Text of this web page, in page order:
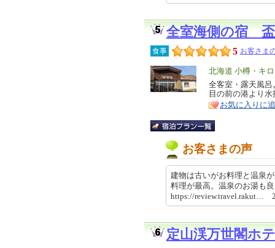
全室海側の宿
食事 5 お客さま
エ
リ
ア
北海道 小樽・キ
特
徴
全客室・露天風
目の前の港より
お気に入りに
お客さまの声
建物は古いがお料理と温泉
料理が最高。温泉のお湯も
https://review.travel.rakut…
定山渓万世閣ホ